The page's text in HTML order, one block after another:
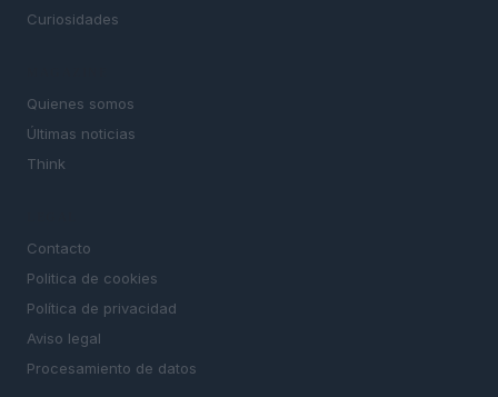
Curiosidades
Quienes somos
Últimas noticias
Think
Contacto
Politica de cookies
Política de privacidad
Aviso legal
Procesamiento de datos